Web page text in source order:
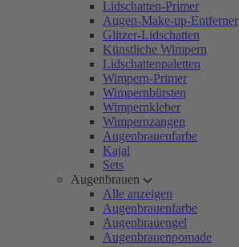
Lidschatten-Primer
Augen-Make-up-Entferner
Glitzer-Lidschatten
Künstliche Wimpern
Lidschattenpaletten
Wimpern-Primer
Wimpernbürsten
Wimpernkleber
Wimpernzangen
Augenbrauenfarbe
Kajal
Sets
Augenbrauen
Alle anzeigen
Augenbrauenfarbe
Augenbrauengel
Augenbrauenpomade